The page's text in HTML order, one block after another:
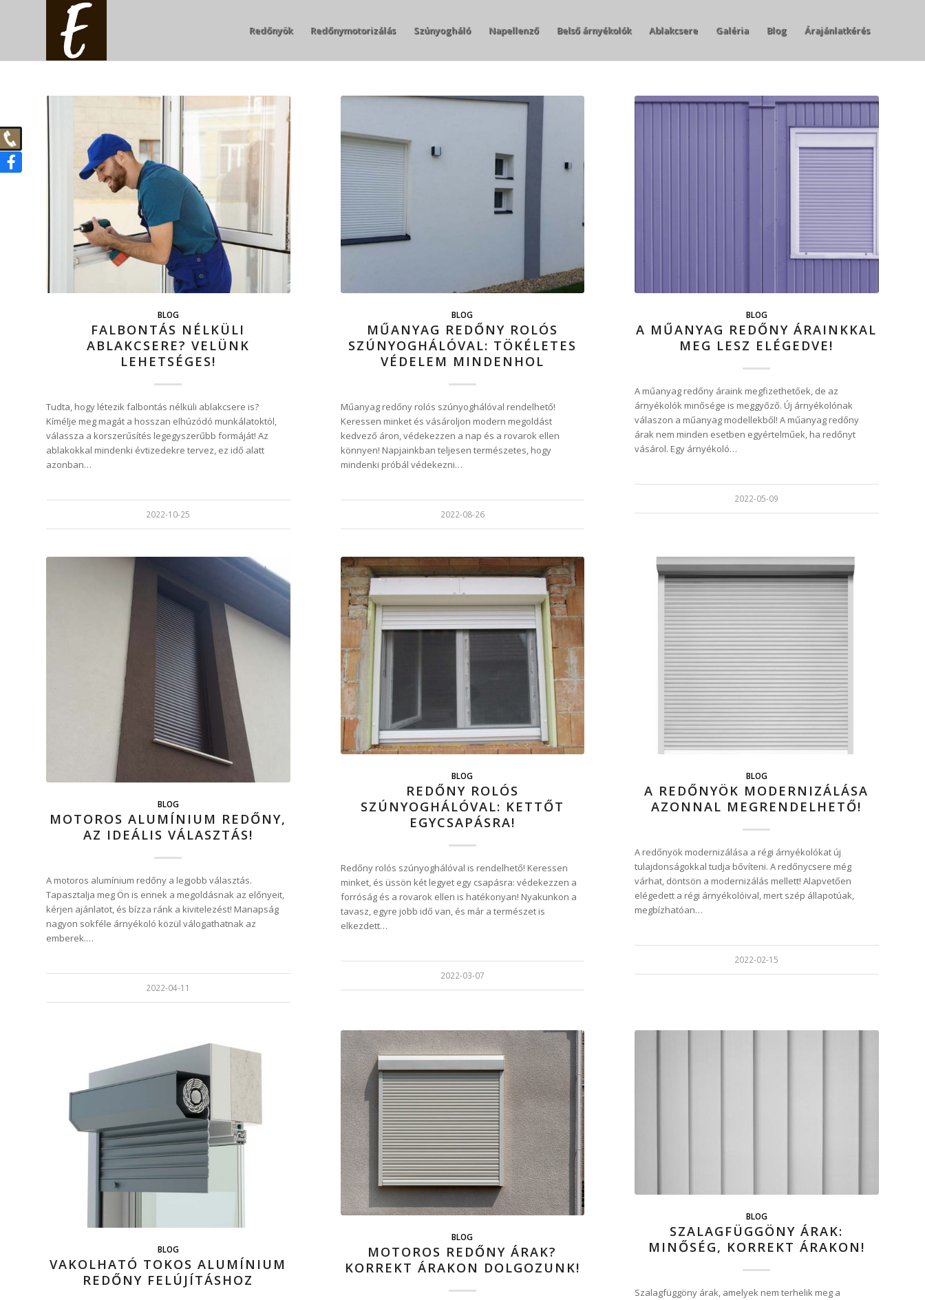
Redőnyök Redőnymotorizálás Szúnyogháló Napellenző Belső árnyékolók Ablakcsere Galéria Blog Árajánlatkérés
BLOG
FALBONTÁS NÉLKÜLI
ABLAKCSERE? VELÜNK
LEHETSÉGES!
Tudta, hogy létezik falbontás nélküli ablakcsere is?
Kímélje meg magát a hosszan elhúzódó munkálatoktól,
válassza a korszerűsítés legegyszerűbb formáját! Az
ablakokkal mindenki évtizedekre tervez, ez idő alatt
azonban…
2022-10-25
BLOG
MŰANYAG REDŐNY ROLÓS
SZÚNYOGHÁLÓVAL: TÖKÉLETES
VÉDELEM MINDENHOL
Műanyag redőny rolós szúnyoghálóval rendelhető!
Keressen minket és vásároljon modern megoldást
kedvező áron, védekezzen a nap és a rovarok ellen
könnyen! Napjainkban teljesen természetes, hogy
mindenki próbál védekezni…
2022-08-26
BLOG
A MŰANYAG REDŐNY ÁRAINKKAL
MEG LESZ ELÉGEDVE!
A műanyag redőny áraink megfizethetőek, de az
árnyékolók minősége is meggyőző. Új árnyékolónak
válaszon a műanyag modellekből! A műanyag redőny
árak nem minden esetben egyértelműek, ha redőnyt
vásárol. Egy árnyékoló…
2022-05-09
BLOG
MOTOROS ALUMÍNIUM REDŐNY,
AZ IDEÁLIS VÁLASZTÁS!
A motoros alumínium redőny a legjobb választás.
Tapasztalja meg Ön is ennek a megoldásnak az előnyeit,
kérjen ajánlatot, és bízza ránk a kivitelezést! Manapság
nagyon sokféle árnyékoló közül válogathatnak az
emberek.…
2022-04-11
BLOG
REDŐNY ROLÓS
SZÚNYOGHÁLÓVAL: KETTŐT
EGYCSAPÁSRA!
Redőny rolós szúnyoghálóval is rendelhető! Keressen
minket, és üssön két legyet egy csapásra: védekezzen a
forróság és a rovarok ellen is hatékonyan! Nyakunkon a
tavasz, egyre jobb idő van, és már a természet is
elkezdett…
2022-03-07
BLOG
A REDŐNYÖK MODERNIZÁLÁSA
AZONNAL MEGRENDELHETŐ!
A redőnyök modernizálása a régi árnyékolókat új
tulajdonságokkal tudja bővíteni. A redőnycsere még
várhat, döntsön a modernizálás mellett! Alapvetően
elégedett a régi árnyékolóival, mert szép állapotúak,
megbízhatóan…
2022-02-15
BLOG
VAKOLHATÓ TOKOS ALUMÍNIUM
REDŐNY FELÚJÍTÁSHOZ
BLOG
MOTOROS REDŐNY ÁRAK?
KORREKT ÁRAKON DOLGOZUNK!
BLOG
SZALAGFÜGGÖNY ÁRAK:
MINŐSÉG, KORREKT ÁRAKON!
Szalagfüggöny árak, amelyek nem terhelik meg a